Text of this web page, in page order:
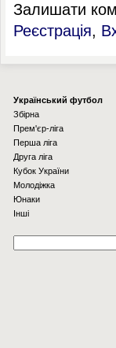
Залишати
Реєстрація,
Українcький футбол
Збірна
Прем'єр-ліга
Перша ліга
Друга ліга
Кубок України
Молодіжка
Юнаки
Інші